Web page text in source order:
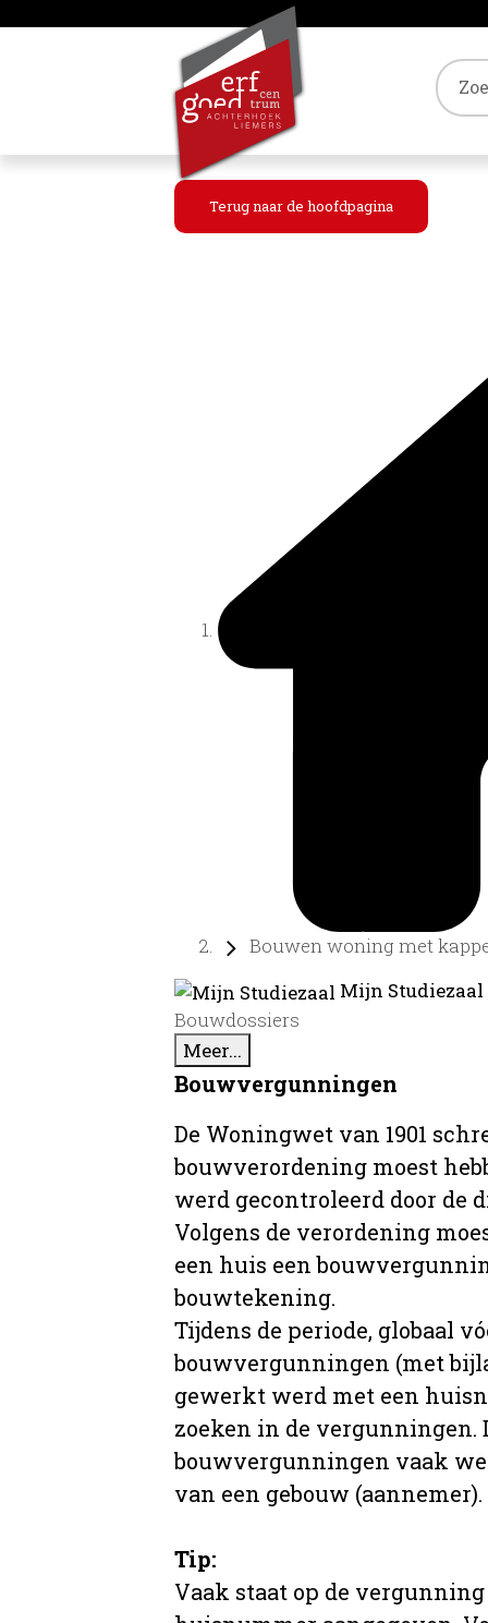
Terug naar de hoofdpagina
Bouwen woning met
Mijn
Bouwdossiers
Meer...
Bouwvergunningen
De Woningwet van 1901
bouwverordening moest
werd gecontroleerd door de
Volgens de verordening
een huis een
bouwtekening.
Tijdens de periode, globaal
bouwvergunningen (met
gewerkt werd met een
zoeken in de vergunningen.
bouwvergunningen vaak
van een gebouw (aannemer).
Tip:
Vaak staat op de